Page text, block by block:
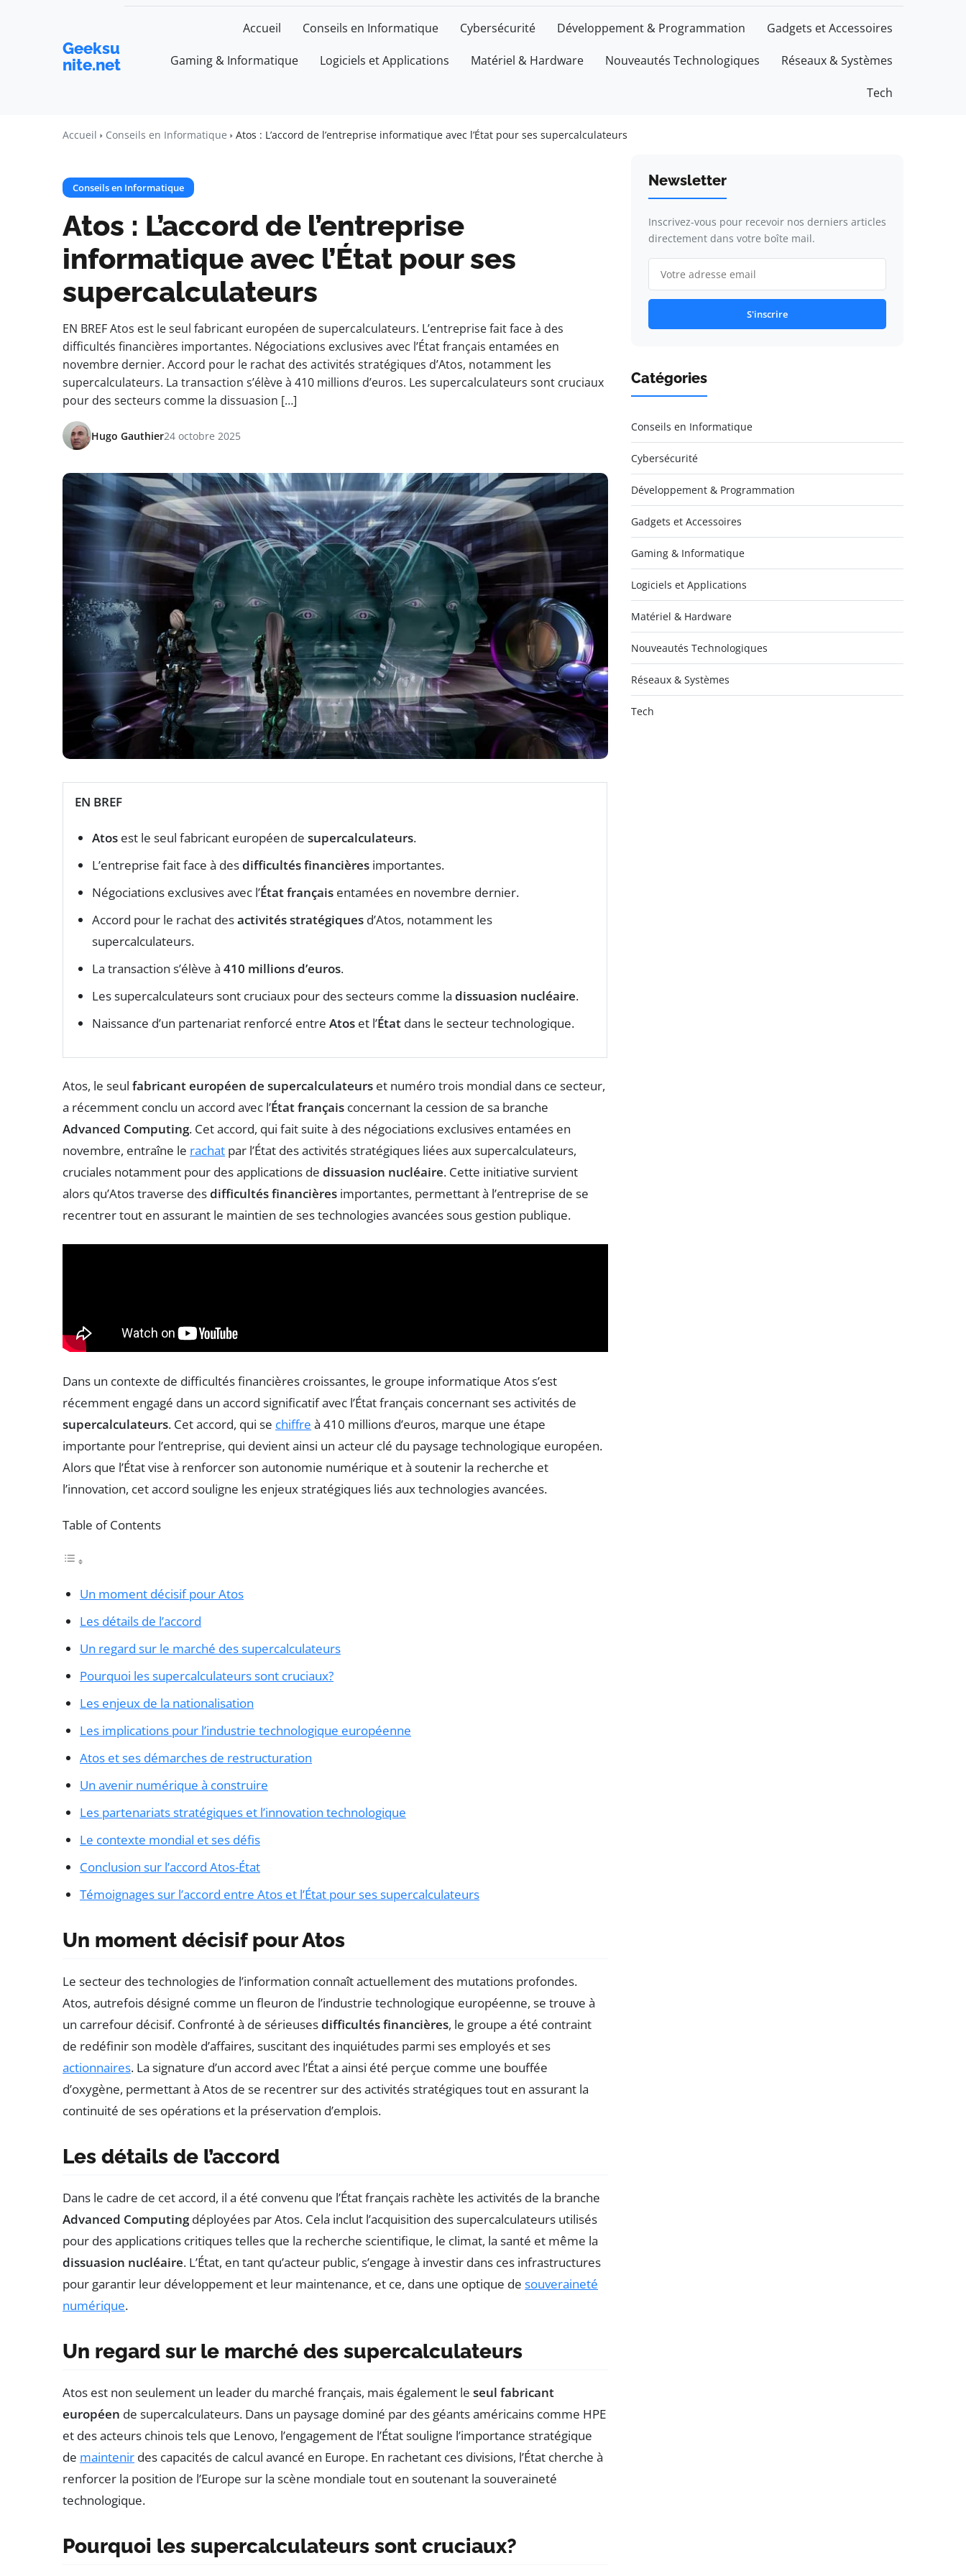
Geeksu
nite.net
Accueil Conseils en Informatique Cybersécurité Développement & Programmation Gadgets et Accessoires
Gaming & Informatique Logiciels et Applications Matériel & Hardware Nouveautés Technologiques Réseaux & Systèmes
Tech
Accueil Conseils en Informatique Atos : L’accord de l’entreprise informatique avec l’État pour ses supercalculateurs
Conseils en Informatique
Atos : L’accord de l’entreprise
informatique avec l’État pour ses
supercalculateurs
EN BREF Atos est le seul fabricant européen de supercalculateurs. L’entreprise fait face à des
difficultés financières importantes. Négociations exclusives avec l’État français entamées en
novembre dernier. Accord pour le rachat des activités stratégiques d’Atos, notamment les
supercalculateurs. La transaction s’élève à 410 millions d’euros. Les supercalculateurs sont cruciaux
pour des secteurs comme la dissuasion […]
Hugo Gauthier24 octobre 2025
EN BREF
Atos est le seul fabricant européen de supercalculateurs.
L’entreprise fait face à desdifficultés financières importantes.
Négociations exclusives avec l’État français entamées en novembre dernier.
Accord pour le rachat desactivités stratégiques d’Atos, notamment les
supercalculateurs.
La transaction s’élève à 410 millions d’euros.
Les supercalculateurs sont cruciaux pour des secteurs comme la dissuasion nucléaire.
Naissance d’un partenariat renforcé entre Atos et l’État dans le secteur technologique.
Atos, le seul fabricant européen de supercalculateurs et numéro trois mondial dans ce secteur,
a récemment conclu un accord avec l’État français concernant la cession de sa branche
Advanced Computing. Cet accord, qui fait suite à des négociations exclusives entamées en
novembre, entraîne le rachat par l’État des activités stratégiques liées aux supercalculateurs,
cruciales notamment pour des applications de dissuasion nucléaire. Cette initiative survient
alors qu’Atos traverse desdifficultés financières importantes, permettant à l’entreprise de se
recentrer tout en assurant le maintien de ses technologies avancées sous gestion publique.
Dans un contexte de difficultés financières croissantes, le groupe informatique Atos s’est
récemment engagé dans un accord significatif avec l’État français concernant ses activités de
supercalculateurs. Cet accord, qui se chiffre à 410 millions d’euros, marque une étape
importante pour l’entreprise, qui devient ainsi un acteur clé du paysage technologique européen.
Alors que l’État vise à renforcer son autonomie numérique et à soutenir la recherche et
l’innovation, cet accord souligne les enjeux stratégiques liés aux technologies avancées.
Table of Contents
Un moment décisif pour Atos
Les détails de l’accord
Un regard sur le marché des supercalculateurs
Pourquoi les supercalculateurs sont cruciaux?
Les enjeux de la nationalisation
Les implications pour l’industrie technologique européenne
Atos et ses démarches de restructuration
Un avenir numérique à construire
Les partenariats stratégiques et l’innovation technologique
Le contexte mondial et ses défis
Conclusion sur l’accord Atos-État
Témoignages sur l’accord entre Atos et l’État pour ses supercalculateurs
Un moment décisif pour Atos
Le secteur des technologies de l’information connaît actuellement des mutations profondes.
Atos, autrefois désigné comme un fleuron de l’industrie technologique européenne, se trouve à
un carrefour décisif. Confronté à de sérieusesdifficultés financières, le groupe a été contraint
de redéfinir son modèle d’affaires, suscitant des inquiétudes parmi ses employés et ses
actionnaires. La signature d’un accord avec l’État a ainsi été perçue comme une bouffée
d’oxygène, permettant à Atos de se recentrer sur des activités stratégiques tout en assurant la
continuité de ses opérations et la préservation d’emplois.
Les détails de l’accord
Dans le cadre de cet accord, il a été convenu que l’État français rachète les activités de la branche
Advanced Computingdéployées par Atos. Cela inclut l’acquisition des supercalculateurs utilisés
pour des applications critiques telles que la recherche scientifique, le climat, la santé et même la
dissuasion nucléaire. L’État, en tant qu’acteur public, s’engage à investir dans ces infrastructures
pour garantir leur développement et leur maintenance, et ce, dans une optique de souveraineté
numérique.
Un regard sur le marché des supercalculateurs
Atos est non seulement un leader du marché français, mais également le seul fabricant
européen de supercalculateurs. Dans un paysage dominé par des géants américains comme HPE
et des acteurs chinois tels que Lenovo, l’engagement de l’État souligne l’importance stratégique
de maintenir des capacités de calcul avancé en Europe. En rachetant ces divisions, l’État cherche à
renforcer la position de l’Europe sur la scène mondiale tout en soutenant la souveraineté
technologique.
Pourquoi les supercalculateurs sont cruciaux?
Newsletter
Inscrivez-vous pour recevoir nos derniers articles
directement dans votre boîte mail.
S'inscrire
Catégories
Conseils en Informatique
Cybersécurité
Développement & Programmation
Gadgets et Accessoires
Gaming & Informatique
Logiciels et Applications
Matériel & Hardware
Nouveautés Technologiques
Réseaux & Systèmes
Tech